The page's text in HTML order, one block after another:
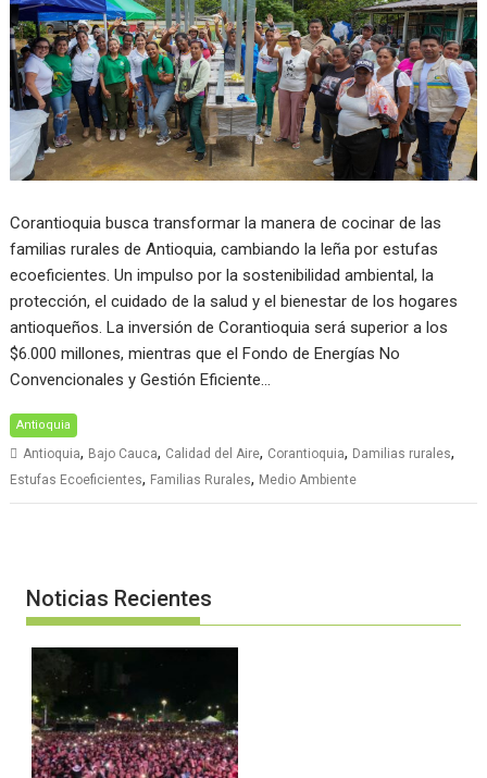
Corantioquia busca transformar la manera de cocinar de las
familias rurales de Antioquia, cambiando la leña por estufas
ecoeficientes. Un impulso por la sostenibilidad ambiental, la
protección, el cuidado de la salud y el bienestar de los hogares
antioqueños. La inversión de Corantioquia será superior a los
$6.000 millones, mientras que el Fondo de Energías No
Convencionales y Gestión Eficiente…
Antioquia
Antioquia, Bajo Cauca, Calidad del Aire, Corantioquia, Damilias rurales,
Estufas Ecoeficientes, Familias Rurales, Medio Ambiente
Noticias Recientes